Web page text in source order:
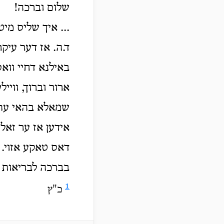
שלום וברכה!
... איך שליס
ד.ה. אז דער
באילנא דחיי
ארור וברוך,
שמאלא בהאי
אידען אז ער
דאס טאקע אזוי.
בברכה לבריאות
1 כ"ץ